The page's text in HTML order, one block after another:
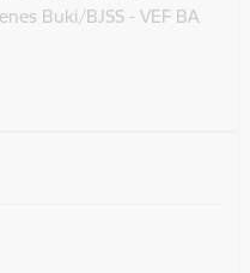
Buki/BJSS - VEF BA